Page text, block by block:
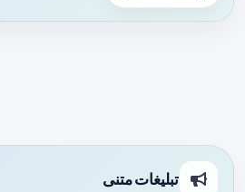
تبلیغات متنی